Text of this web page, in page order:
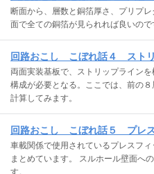
断面から、層数と銅箔厚さ、プリプ
面で全ての銅箔が見られれば良いので
回路おこし こぼれ話４ スト
両面実装基板で、ストリップライン
構成が必要となる。ここでは、前の
計算してみます。
回路おこし こぼれ話５ プレ
車載関係で使用されているプレスフ
まとめています。 スルホール壁面へ
す。